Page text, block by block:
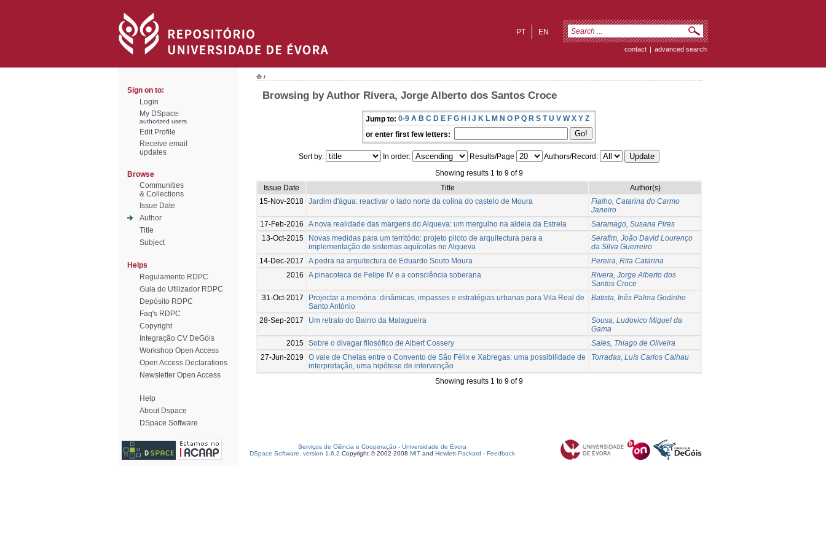
EN
PT
contact | advanced search
Sign on to:
Login
My DSpace
authorized users
Edit Profile
Receive email
updates
Browse
Communities
& Collections
Issue Date
Author
Title
Subject
Helps
Regulamento RDPC
Guia do Utilizador RDPC
Depósito RDPC
Faq's RDPC
Copyright
Integração CV DeGóis
Workshop Open Access
Open Access Declarations
Newsletter Open Access
Help
About Dspace
DSpace Software
/
Browsing by Author Rivera, Jorge Alberto dos Santos Croce
Jump to: 0-9 A B C D E F G H I J K L M N O P Q R S T U V W X Y Z
or enter first few letters:
Sort by: In order: Results/Page
Authors/Record:
Showing results 1 to 9 of 9
Issue Date
Title
Author(s)
15-Nov-2018 Jardim d'água: reactivar o lado norte da colina do castelo de Moura
Fialho, Catarina do Carmo
Janeiro
17-Feb-2016
A nova realidade das margens do Alqueva: um mergulho na aldeia da Estrela
Saramago, Susana Pires
13-Oct-2015
Novas medidas para um território: projeto piloto de arquitectura para a
implementação de sistemas aquícolas no Alqueva
Serafim, João David Lourenço
da Silva Guerreiro
14-Dec-2017
A pedra na arquitectura de Eduardo Souto Moura
Pereira, Rita Catarina
2016
A pinacoteca de Felipe IV e a consciência soberana
Rivera, Jorge Alberto dos
Santos Croce
31-Oct-2017
Projectar a memória: dinâmicas, impasses e estratégias urbanas para Vila Real de
Santo António
Batista, Inês Palma Godinho
28-Sep-2017 Um retrato do Bairro da Malagueira
Sousa, Ludovico Miguel da
Gama
2015 Sobre o divagar filosófico de Albert Cossery
Sales, Thiago de Oliveira
27-Jun-2019
O vale de Chelas entre o Convento de São Félix e Xabregas: uma possibilidade de
interpretação, uma hipótese de intervenção
Torradas, Luís Carlos Calhau
Showing results 1 to 9 of 9
Serviços de Ciência e Cooperação - Universidade de Évora
DSpace Software, version 1.6.2 Copyright © 2002-2008 MIT and Hewlett-Packard - Feedback